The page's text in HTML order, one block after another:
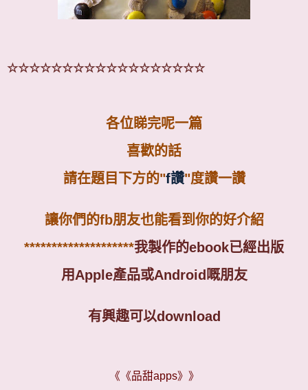
☆☆☆☆☆☆☆☆☆☆☆☆☆☆☆☆☆☆
各位睇完呢一篇
喜歡的話
請在題目下方的"f讚"度讚一讚
讓你們的fb朋友也能看到你的好介紹
********************我製作的ebook已經出版
用Apple產品或Android 嘅朋友
有興趣可以download
《《品甜apps》》